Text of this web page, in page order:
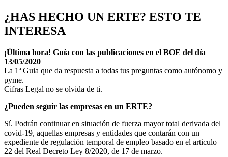
¿HAS HECHO UN ERTE? ESTO TE
INTERESA
¡Última hora! Guía con las publicaciones en el BOE del día
13/05/2020
La 1ª Guia que da respuesta a todas tus preguntas como autónomo y
pyme.
Cifras Legal no se olvida de ti.
¿Pueden seguir las empresas en un ERTE?
Sí. Podrán continuar en situación de fuerza mayor total derivada del
covid-19, aquellas empresas y entidades que contarán con un
expediente de regulación temporal de empleo basado en el articulo
22 del Real Decreto Ley 8/2020, de 17 de marzo.